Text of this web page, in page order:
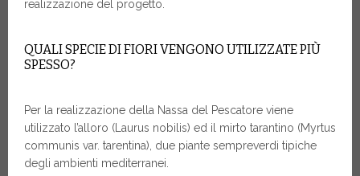
realizzazione del progetto.
QUALI SPECIE DI FIORI VENGONO UTILIZZATE PIÙ
SPESSO?
Per la realizzazione della Nassa del Pescatore viene
utilizzato l’alloro (Laurus nobilis) ed il mirto tarantino (Myrtus
communis var. tarentina), due piante sempreverdi tipiche
degli ambienti mediterranei.